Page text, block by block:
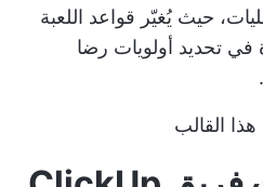
حيث يُغيّر قواعد اللعبة
في تحديد أولويات رضا
القالب